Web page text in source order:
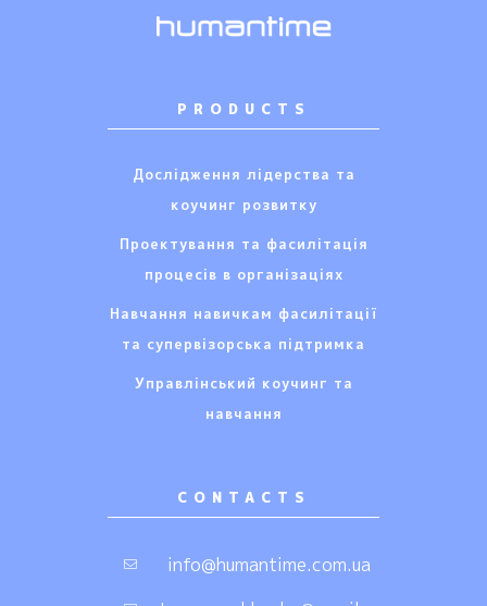
PRODUCTS
Дослідження лідерства та
коучинг розвитку
Проектування та фасилітація
процесів в організаціях
Навчання навичкам фасилітації
та супервізорська підтримка
Управлінський коучинг та
навчання
CONTACTS
info@humantime.com.ua